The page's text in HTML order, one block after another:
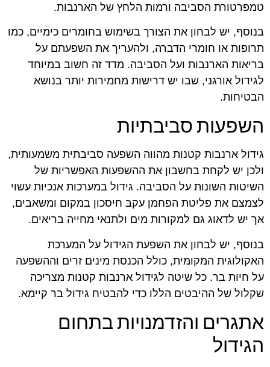
טמפרטורת הסביבה ורמות הלחץ של הארנבות.
בנוסף, יש לבחון את הצורך בשימוש בחומרים כימיים, כמו
תרופות או חומרי הדברה, ולהעריך את השפעתם על
בריאות הארנבות ועל הסביבה. מדד זה חשוב במיוחד
לגידול אורגני, שבו יש דרישות מחמירות יותר בנושא
הבטיחות.
השפעות סביבתיות
גידול ארנבות קטנות מהווה השפעה סביבתית משמעותית,
ולכן יש לקחת בחשבון את ההשפעות האפשריות של
השיטות השונות על הסביבה. גידול במערכות אנכיות עשוי
לצמצם את פליטת הפחמן עקב חיסכון במקום ומשאבים,
אך יש לדאוג גם למקורות מים ולתנאי מחייה בריאים.
בנוסף, יש לבחון את השפעת הגידול על המערכת
האקולוגית המקומית, כולל הכנסת מינים זרים וההשפעה
על חיות בר. כל שיטה לגידול ארנבות קטנות מצריכה
שקלול של ההיבטים הללו כדי להבטיח גידול בר קיימא.
אתגרים והזדמנויות בתחום
הגידול